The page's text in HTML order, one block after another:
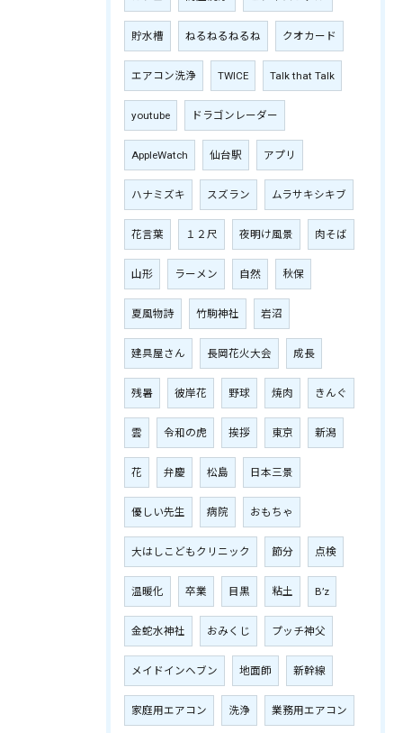
貯水槽 ねるねるねるね クオカード
エアコン洗浄 TWICE Talk that Talk
youtube ドラゴンレーダー
AppleWatch 仙台駅 アプリ
ハナミズキ スズラン ムラサキシキブ
花言葉 １２尺 夜明け風景 肉そば
山形 ラーメン 自然 秋保
夏風物詩 竹駒神社 岩沼
建具屋さん 長岡花火大会 成長
残暑 彼岸花 野球 焼肉 きんぐ
雲 令和の虎 挨拶 東京 新潟
花 弁慶 松島 日本三景
優しい先生 病院 おもちゃ
大はしこどもクリニック 節分 点検
温暖化 卒業 目黒 粘土 B’z
金蛇水神社 おみくじ プッチ神父
メイドインヘブン 地面師 新幹線
家庭用エアコン 洗浄 業務用エアコン